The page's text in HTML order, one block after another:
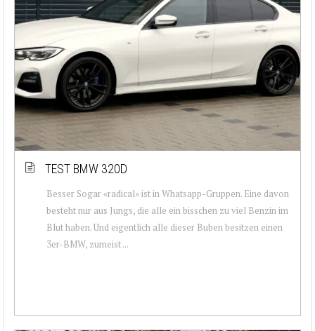
TEST BMW 320D
Besser Sogar «radical» ist in Whatsapp-Gruppen. Eine davon
besteht nur aus Jungs, die alle ein bisschen zu viel Benzin im
Blut haben. Und eigentlich alle dieser Buben besitzen einen
3er-BMW, zumeist ...